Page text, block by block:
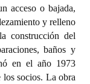
acceso o bajada,
y relleno
construcción del
baños y
en el año 1973
los socios. La obra